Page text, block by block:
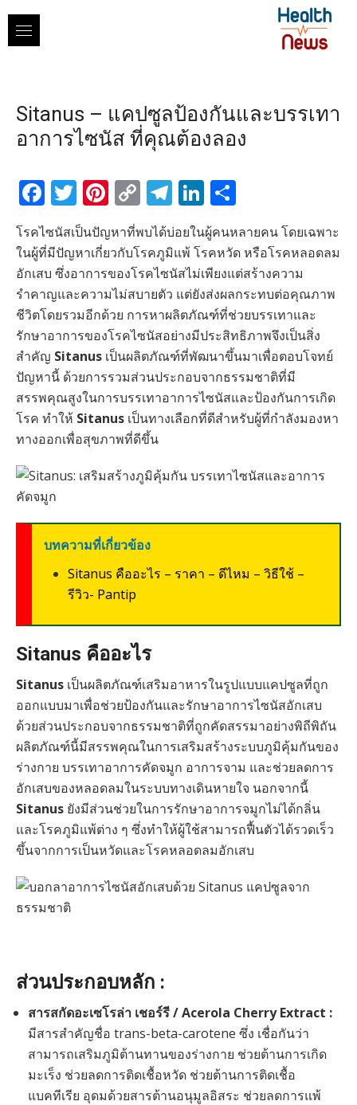
content
Sitanus – แคปซูลป้องกันและบรรเทา
อาการไซนัส ที่คุณต้องลอง
Facebook
Twitter
Pinterest
Copy
Link
Telegram
LinkedIn
โรคไซนัสเป็นปัญหาที่พบได้บ่อยในผู้คนหลายคน โดยเฉพาะ
ในผู้ที่มีปัญหาเกี่ยวกับโรคภูมิแพ้ โรคหวัด หรือโรคหลอดลม
อักเสบ ซึ่งอาการของโรคไซนัสไม่เพียงแต่สร้างความ
รำคาญและความไม่สบายตัว แต่ยังส่งผลกระทบต่อคุณภาพ
ชีวิตโดยรวมอีกด้วย การหาผลิตภัณฑ์ที่ช่วยบรรเทาและ
รักษาอาการของโรคไซนัสอย่างมีประสิทธิภาพจึงเป็นสิ่ง
สำคัญ Sitanus เป็นผลิตภัณฑ์ที่พัฒนาขึ้นมาเพื่อตอบโจทย์
ปัญหานี้ ด้วยการรวมส่วนประกอบจากธรรมชาติที่มี
สรรพคุณสูงในการบรรเทาอาการไซนัสและป้องกันการเกิด
โรค ทำให้ Sitanus เป็นทางเลือกที่ดีสำหรับผู้ที่กำลังมองหา
ทางออกเพื่อสุขภาพที่ดีขึ้น
บทความที่เกี่ยวข้อง
Sitanus คืออะไร – ราคา – ดีไหม – วิธีใช้ –
รีวิว- Pantip
Sitanus คืออะไร
Sitanus เป็นผลิตภัณฑ์เสริมอาหารในรูปแบบแคปซูลที่ถูก
ออกแบบมาเพื่อช่วยป้องกันและรักษาอาการไซนัสอักเสบ
ด้วยส่วนประกอบจากธรรมชาติที่ถูกคัดสรรมาอย่างพิถีพิถัน
ผลิตภัณฑ์นี้มีสรรพคุณในการเสริมสร้างระบบภูมิคุ้มกันของ
ร่างกาย บรรเทาอาการคัดจมูก อาการจาม และช่วยลดการ
อักเสบของหลอดลมในระบบทางเดินหายใจ นอกจากนี้
Sitanus ยังมีส่วนช่วยในการรักษาอาการจมูกไม่ได้กลิ่น
และโรคภูมิแพ้ต่าง ๆ ซึ่งทำให้ผู้ใช้สามารถฟื้นตัวได้รวดเร็ว
ขึ้นจากการเป็นหวัดและโรคหลอดลมอักเสบ
ส่วนประกอบหลัก :
สารสกัดอะเซโรล่า เชอร์รี / Acerola Cherry Extract :
มีสารสำคัญชื่อ trans-beta-carotene ซึ่ง เชื่อกันว่า
สามารถเสริมภูมิต้านทานของร่างกาย ช่วยต้านการเกิด
มะเร็ง ช่วยลดการติดเชื้อหวัด ช่วยต้านการติดเชื้อ
แบคทีเรีย อุดมด้วยสารต้านอนุมูลอิสระ ช่วยลดการแพ้